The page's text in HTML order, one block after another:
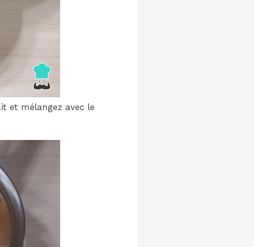
et mélangez avec le